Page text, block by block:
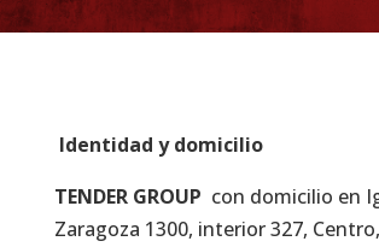
Identidad y domicilio
TENDER GROUP con domicilio en
Zaragoza 1300, interior 327,